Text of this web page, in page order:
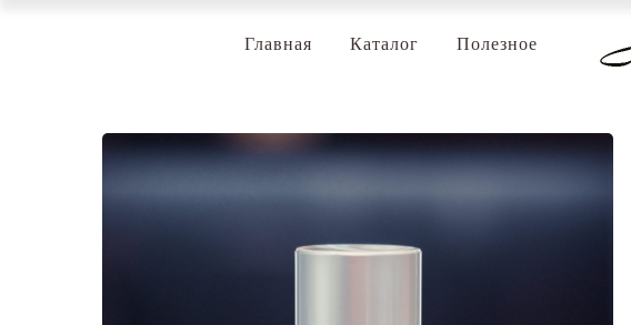
Главная Каталог Полезное